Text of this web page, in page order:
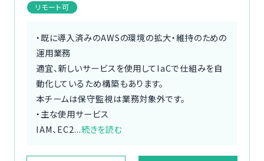
リモート可
・既に導入済みのAWSの環境の拡大・維持のための
運用業務
適宜、新しいサービスを使用してIaCで仕組みを自
動化しているため構築もあります。
本チームは保守監視は業務対象外です。
・主な使用サービス
IAM、EC2...続きを読む